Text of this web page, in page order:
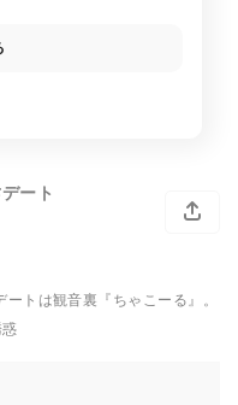
デート
ートは観音裏『ちゃこーる』。